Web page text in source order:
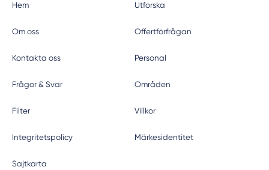
Hem Utforska
Om oss Offertförfrågan
Kontakta oss Personal
Frågor & Svar Områden
Filter Villkor
Integritetspolicy Märkesidentitet
Sajtkarta